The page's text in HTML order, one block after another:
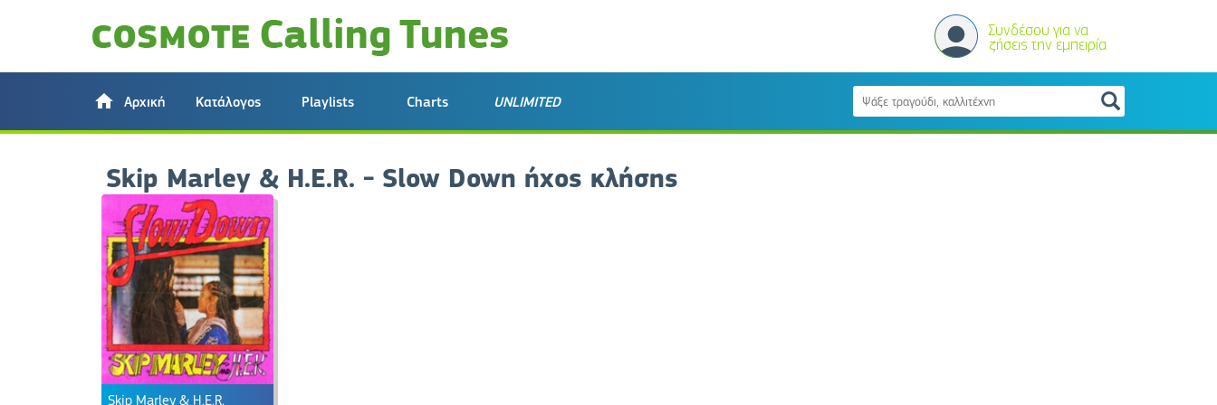
Συνδέσου για να
ζήσεις την εμπειρία
Αρχική Κατάλογος Playlists Charts UNLIMITED
Skip Marley & H.E.R. - Slow Down ήχος κλήσης
Skip Marley & H.E.R.